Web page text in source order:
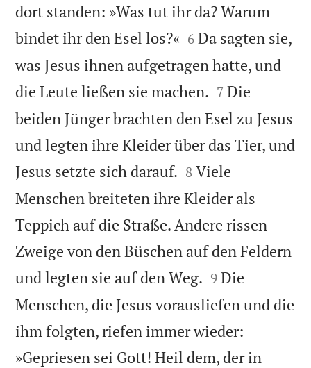
dort standen: »Was tut ihr da? Warum
bindet ihr den Esel los?« 

6 Da sagten sie,
was Jesus ihnen aufgetragen hatte, und
die Leute ließen sie machen. 

7 Die
beiden Jünger brachten den Esel zu Jesus
und legten ihre Kleider über das Tier, und
Jesus setzte sich darauf. 

8 Viele
Menschen breiteten ihre Kleider als
Teppich auf die Straße. Andere rissen
Zweige von den Büschen auf den Feldern
und legten sie auf den Weg. 

9 Die
Menschen, die Jesus vorausliefen und die
ihm folgten, riefen immer wieder:
»Gepriesen sei Gott! Heil dem, der in